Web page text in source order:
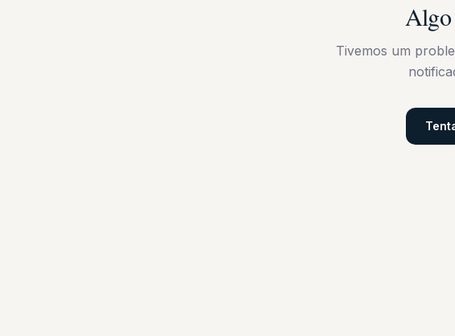
Algo
Tivemos um